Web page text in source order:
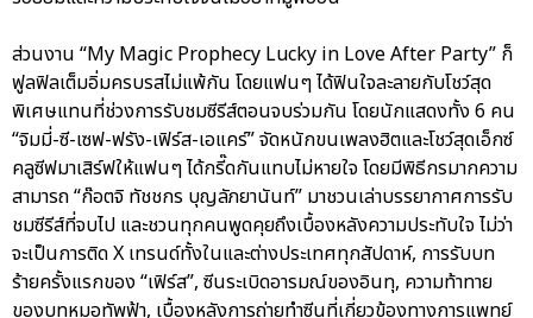
ส่วนงาน “My Magic Prophecy Lucky in Love After Party” ก็
ฟูลฟิลเต็มอิ่มครบรสไม่แพ้กัน โดยแฟนๆ ได้ฟินใจละลายกับโชว์สุด
พิเศษแทนที่ช่วงการรับชมซีรีส์ตอนจบร่วมกัน โดยนักแสดงทั้ง 6 คน
“จิมมี่-ซี-เซฟ-ฟรัง-เฟิร์ส-เอแคร์” จัดหนักขนเพลงฮิตและโชว์สุดเอ็กซ์
คลูซีฟมาเสิร์ฟให้แฟนๆ ได้กรี๊ดกันแทบไม่หายใจ โดยมีพิธีกรมากความ
สามารถ “ก๊อตจิ ทัชชกร บุญลัภยานันท์” มาชวนเล่าบรรยากาศการรับ
ชมซีรีส์ที่จบไป และชวนทุกคนพูดคุยถึงเบื้องหลังความประทับใจ ไม่ว่า
จะเป็นการติด X เทรนด์ทั้งในและต่างประเทศทุกสัปดาห์, การรับบท
ร้ายครั้งแรกของ “เฟิร์ส”, ซีนระเบิดอารมณ์ของอินทุ, ความท้าทาย
ของบทหมอทัพฟ้า, เบื้องหลังการถ่ายทำซีนที่เกี่ยวข้องทางการแพทย์